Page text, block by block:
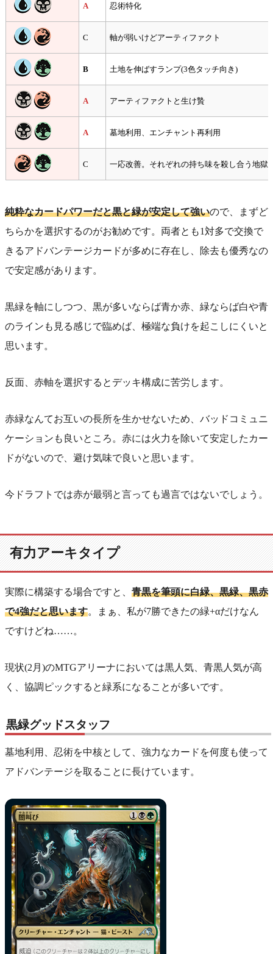
A 忍術特化
C 軸が弱いけどアーティファクト
B 土地を伸ばすランプ(3色タッチ向き)
A アーティファクトと生け贄
A 墓地利用、エンチャント再利用
C 一応改善。それぞれの持ち味を殺し合う地獄
純粋なカードパワーだと黒と緑が安定して強いので、まずど
ちらかを選択するのがお勧めです。両者とも1対多で交換で
きるアドバンテージカードが多めに存在し、除去も優秀なの
で安定感があります。
黒緑を軸にしつつ、黒が多いならば青か赤、緑ならば白や青
のラインも見る感じで臨めば、極端な負けを起こしにくいと
思います。
反面、赤軸を選択するとデッキ構成に苦労します。
赤緑なんてお互いの長所を生かせないため、バッドコミュニ
ケーションも良いところ。赤には火力を除いて安定したカー
ドがないので、避け気味で良いと思います。
今ドラフトでは赤が最弱と言っても過言ではないでしょう。
有力アーキタイプ
実際に構築する場合ですと、 青黒を筆頭に白緑、黒緑、黒赤
で4強だと思います。まぁ、私が7勝できたの緑+αだけなん
ですけどね……。
現状(2月)のMTGアリーナにおいては黒人気、青黒人気が高
く、協調ピックすると緑系になることが多いです。
黒緑グッドスタッフ
墓地利用、忍術を中核として、強力なカードを何度も使って
アドバンテージを取ることに長けています。